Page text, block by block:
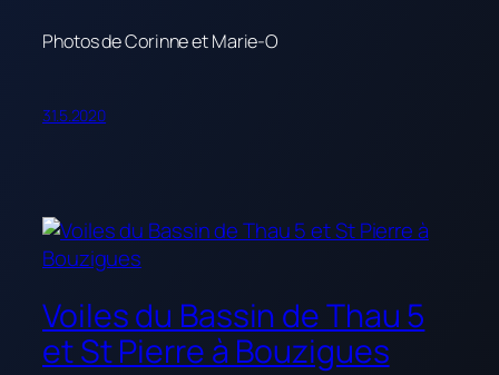
Photos de Corinne et Marie-O
31.5.2020
Voiles du Bassin de Thau 5
et St Pierre à Bouzigues